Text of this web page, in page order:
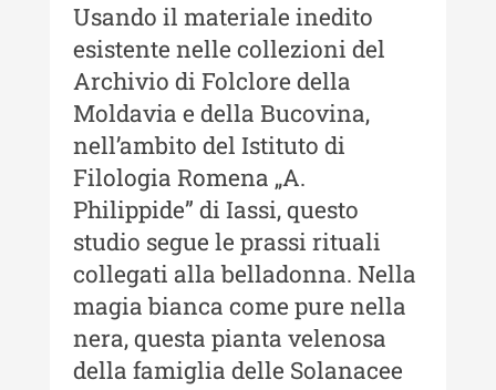
de Istorie a Moldovei
Buletinul ”Ioan Neculce” al
Muzeului de Istorie a Moldovei -
XXIV / 2018
Buletinul ”Ioan Neculce” al
Muzeului de Istorie a Moldovei -
XXIII / 2017
Buletinul ”Ioan Neculce” al
Muzeului de Istorie a Moldovei -
XXII / 2016
Indexul Complet
Usando il materiale inedito
esistente nelle collezioni del
Archivio di Folclore della
Moldavia e della Bucovina,
nell’ambito del Istituto di
Filologia Romena „A.
Philippide” di Iassi, questo
studio segue le prassi rituali
collegati alla belladonna. Nella
magia bianca come pure nella
nera, questa pianta velenosa
della famiglia delle Solanacee